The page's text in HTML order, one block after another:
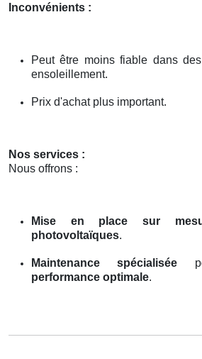
Inconvénients :
Peut être moins fiable dans
ensoleillement.
Prix d'achat plus important.
Nos services :
Nous offrons :
Mise en place sur
photovoltaïques.
Maintenance spécialisée
performance optimale.